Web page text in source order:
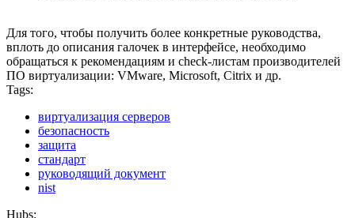
Для того, чтобы получить более конкретные руководства,
вплоть до описания галочек в интерфейсе, необходимо
обращаться к рекомендациям и check-листам производителей
ПО виртуализации: VMware, Microsoft, Citrix и др.
Tags:
виртуализация серверов
безопасность
защита
стандарт
руководящий документ
nist
Hubs: